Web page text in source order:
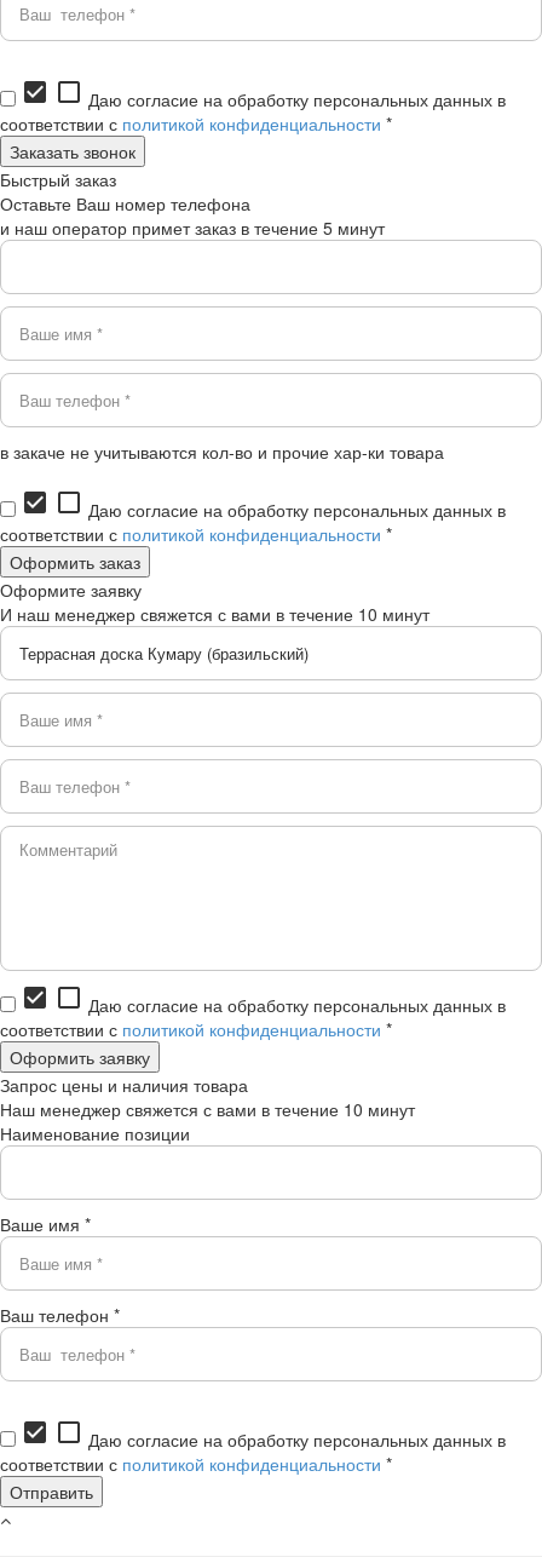
check_box check_box_outline_blank Даю согласие на обработку персональных данных в
соответствии с политикой конфиденциальности *
Быстрый заказ
Оставьте Ваш номер телефона
и наш оператор примет заказ в течение 5 минут
в закаче не учитываются кол-во и прочие хар-ки товара
check_box check_box_outline_blank Даю согласие на обработку персональных данных в
соответствии с политикой конфиденциальности *
Оформите заявку
И наш менеджер свяжется с вами в течение 10 минут
check_box check_box_outline_blank Даю согласие на обработку персональных данных в
соответствии с политикой конфиденциальности *
Запрос цены и наличия товара
Наш менеджер свяжется с вами в течение 10 минут
Наименование позиции
Ваше имя *
Ваш телефон *
check_box check_box_outline_blank Даю согласие на обработку персональных данных в
соответствии с политикой конфиденциальности *